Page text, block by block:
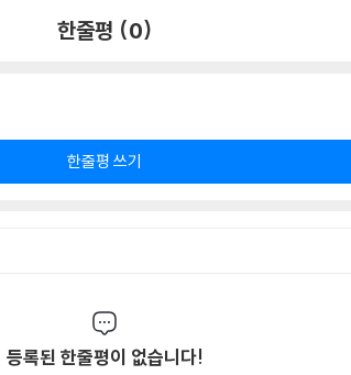
한줄평 (0)
한줄평 쓰기
등록된 한줄평이 없습니다!